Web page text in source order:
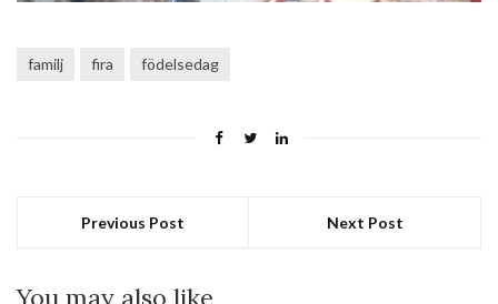
familj fira födelsedag
Previous Post Next Post
You may also like